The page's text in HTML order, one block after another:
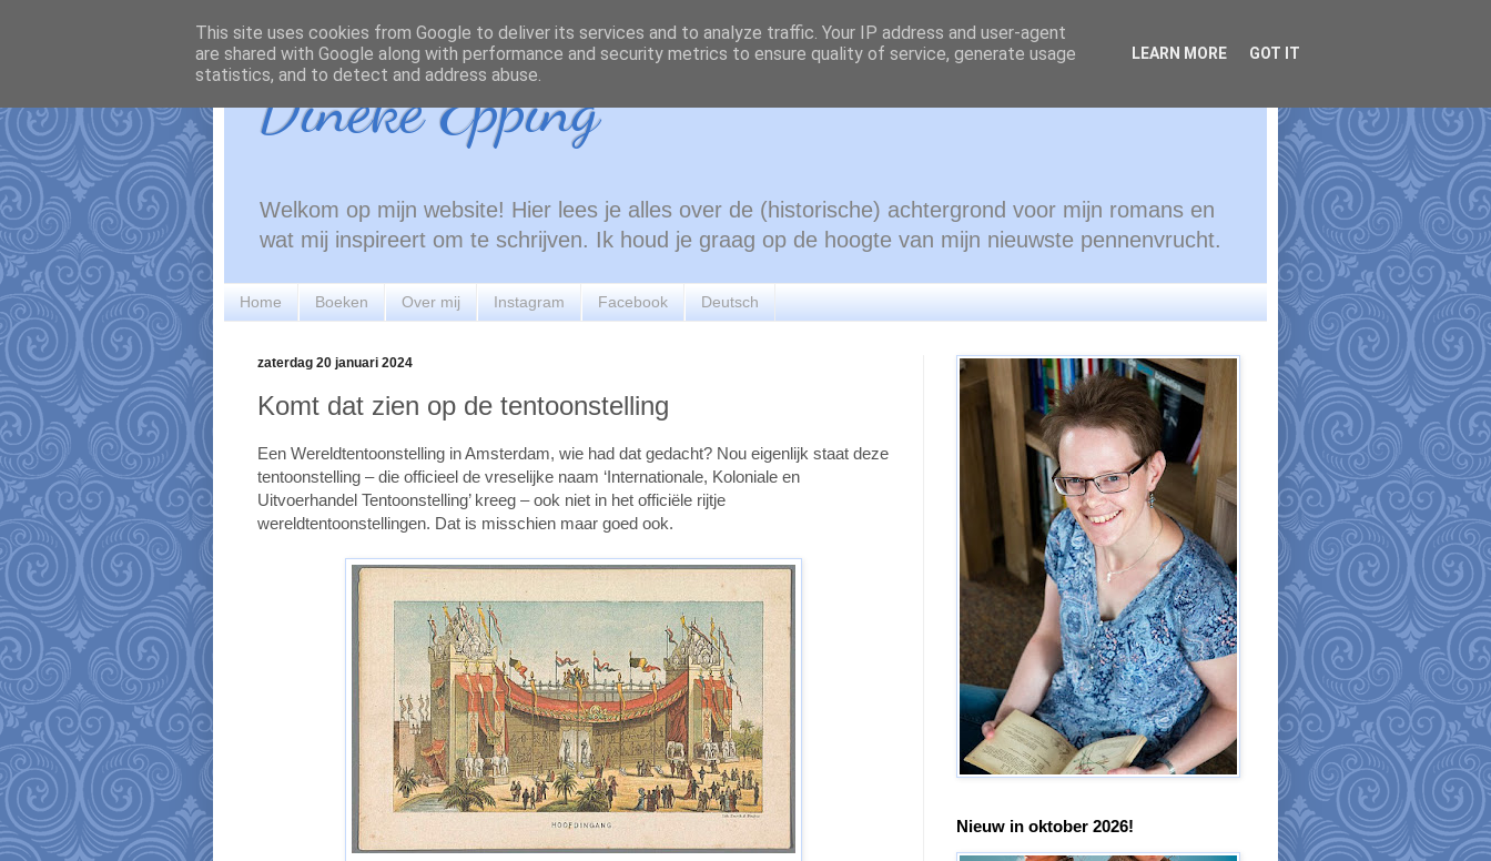
Dineke Epping
Welkom op mijn website! Hier lees je alles over de (historische) achtergrond voor mijn romans en
wat mij inspireert om te schrijven. Ik houd je graag op de hoogte van mijn nieuwste pennenvrucht.
Home Boeken Over mij Instagram Facebook Deutsch
zaterdag 20 januari 2024
Komt dat zien op de tentoonstelling
Een Wereldtentoonstelling in Amsterdam, wie had dat gedacht? Nou eigenlijk staat deze
tentoonstelling – die officieel de vreselijke naam ‘Internationale, Koloniale en
Uitvoerhandel Tentoonstelling’ kreeg – ook niet in het officiële rijtje
wereldtentoonstellingen. Dat is misschien maar goed ook.
Nieuw in oktober 2026!
This site uses cookies from Google to deliver its services and to analyze traffic. Your IP address and user-agent
are shared with Google along with performance and security metrics to ensure quality of service, generate usage
statistics, and to detect and address abuse.
LEARN MORE GOT IT